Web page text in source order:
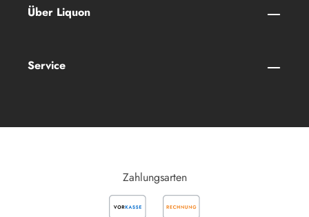
Über Liquon
Service
Zahlungsarten